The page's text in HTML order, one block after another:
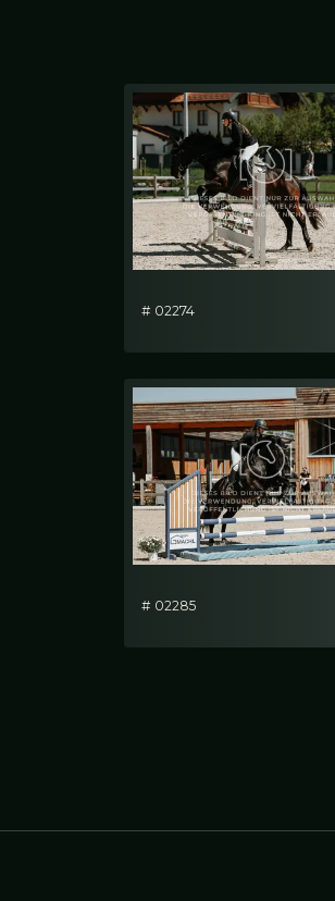
# 02274
# 02285